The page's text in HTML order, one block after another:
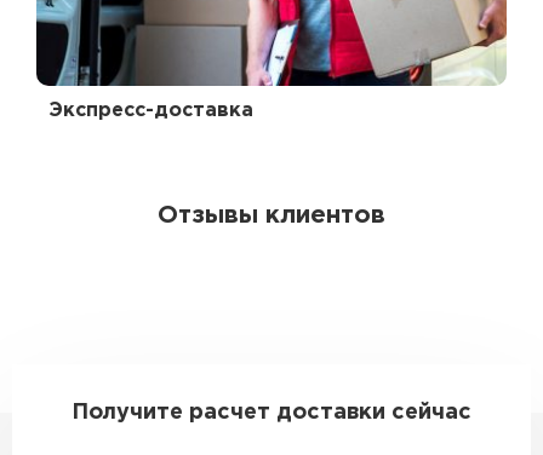
Экспресс-доставка
Отзывы клиентов
Получите расчет доставки сейчас